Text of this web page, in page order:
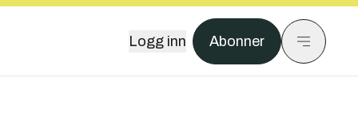
Logg inn Abonner